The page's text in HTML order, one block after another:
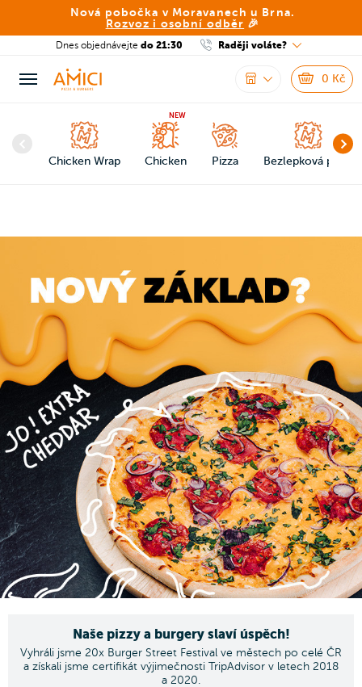
Nová pobočka v Moravanech u Brna.
Rozvoz i osobní odběr 🎉
Dnes objednávejte do 21:30 Raději voláte?
0 Kč
Chicken Wrap Chicken
NEW
Pizza Bezlepková pizza
Naše pizzy a burgery slaví úspěch!
Vyhráli jsme 20x Burger Street Festival ve městech po celé ČR
a získali jsme certifikát výjimečnosti TripAdvisor v letech 2018
a 2020.